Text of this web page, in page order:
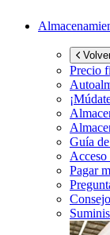
Precio
Guía
Pagar